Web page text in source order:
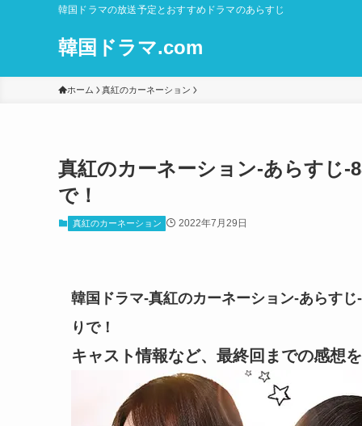
韓国ドラマの放送予定とおすすめドラマのあらすじ
韓国ドラマ.com
ホーム 真紅のカーネーション
真紅のカーネーション-あらすじ-
で！
真紅のカーネーション 2022年7月29日
韓国ドラマ-真紅のカーネーション-あらす
りで！
キャスト情報など、最終回までの感想